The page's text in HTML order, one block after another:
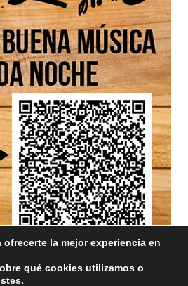
la mejor experiencia en
qué cookies utilizamos o
.